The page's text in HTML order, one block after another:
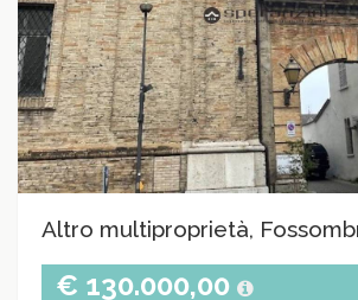
Altro multiproprietà,
€ 130.000,00